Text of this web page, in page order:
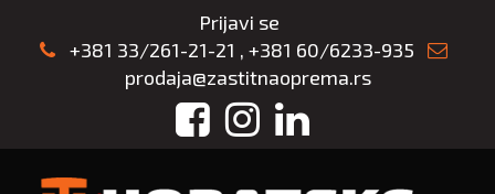
Prijavi se
+381 33/261-21-21 , +381 60/6233-935
prodaja@zastitnaoprema.rs
FacebookInstagram
LinkedIn